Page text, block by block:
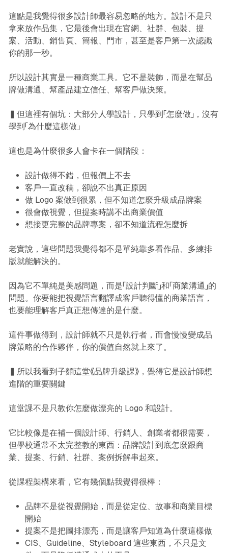
這點是我覺得很多設計師最容易忽略的地方。設計不是只
拿來放作品集，它最後會出現在官網、社群、包裝、提
案、活動、銷售頁、簡報、門市，甚至是客戶第一次認識
你的那一秒。
所以設計其實是一種商業工具。它不是裝飾，而是在幫品
牌做溝通、幫產品建立信任、幫客戶做決策。
▍但這裡有個坑：大部分人學設計，只學到「怎麼做」，沒有
學到「為什麼這樣做」
這也是為什麼很多人會卡在一個階段：
設計做得不錯，但報價上不去
客戶一直改稿，卻說不出真正原因
做 Logo 案做到很累，但不知道怎麼升級成品牌案
很會做視覺，但提案時講不出商業價值
想接更完整的品牌專案，卻不知道流程怎麼拆
老實說，這些問題我覺得都不是單純靠多看作品、多練排
版就能解決的。
因為它不單純是美感問題，而是「設計判斷」和「商業溝通」的
問題。你要能把視覺語言翻譯成客戶聽得懂的商業語言，
也要能理解客戶真正想傳達的是什麼。
這件事做得到，設計師就不只是執行者，而會慢慢變成品
牌策略的合作夥伴，你的價值自然就上來了。
▍所以我看到子麵這堂《品牌升級課》，覺得它是設計師想
進階的重要關鍵
這堂課不是只教你怎麼做漂亮的 Logo 和設計。
它比較像是在補一個設計師、行銷人、創業者都很需要，
但學校通常不太完整教的東西：品牌設計到底怎麼跟商
業、提案、行銷、社群、案例拆解串起來。
從課程架構來看，它有幾個點我覺得很棒：
品牌不是從視覺開始，而是從定位、故事和商業目標
開始
提案不是把圖排漂亮，而是讓客戶知道為什麼這樣做
CIS、Guideline、Styleboard 這些東西，不只是文